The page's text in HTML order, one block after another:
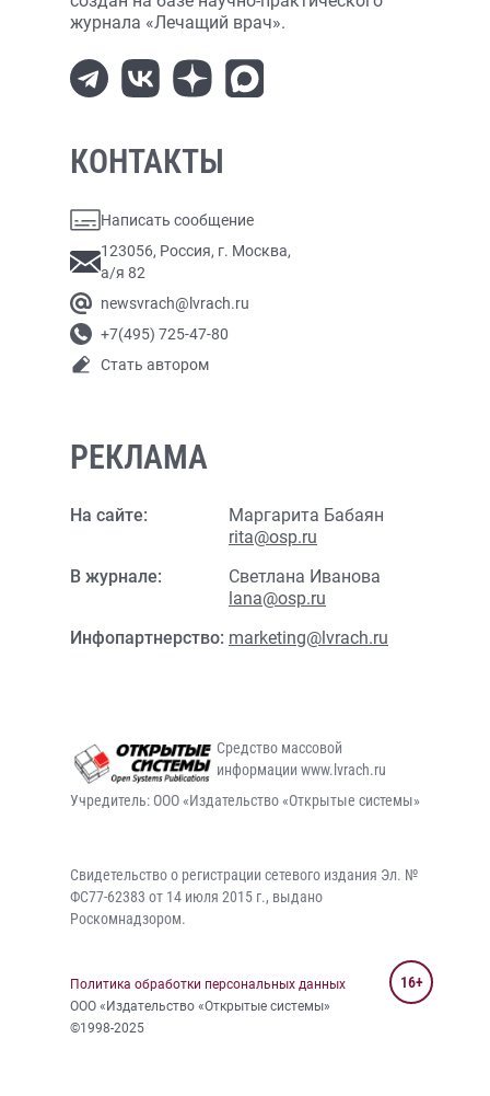
журнала «Лечащий врач».
КОНТАКТЫ
Написать сообщение
123056, Россия, г. Москва,
а/я 82
newsvrach@lvrach.ru
+7(495) 725-47-80
Стать автором
РЕКЛАМА
На сайте:
Маргарита Бабаян
rita@osp.ru
В журнале:
Светлана Иванова
lana@osp.ru
Инфопартнерство: marketing@lvrach.ru
Средство массовой
информации www.lvrach.ru
Учредитель: ООО «Издательство «Открытые системы»
Свидетельство о регистрации сетевого издания Эл. №
ФС77-62383 от 14 июля 2015 г., выдано
Роскомнадзором.
Политика обработки персональных данных
ООО «Издательство «Открытые системы»
©1998-2025
16+